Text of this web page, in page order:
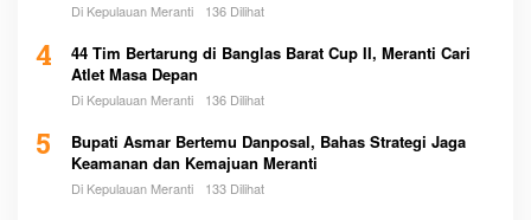
Di Kepulauan Meranti 136 Dilihat
4
44 Tim Bertarung di Banglas Barat Cup II, Meranti Cari
Atlet Masa Depan
Di Kepulauan Meranti 136 Dilihat
5
Bupati Asmar Bertemu Danposal, Bahas Strategi Jaga
Keamanan dan Kemajuan Meranti
Di Kepulauan Meranti 133 Dilihat